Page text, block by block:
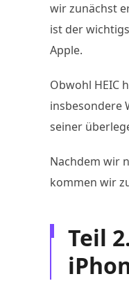
wir zunächst
ist der
Apple.
Obwohl HEIC
insbesondere
seiner
Nachdem wir
kommen wir
Teil